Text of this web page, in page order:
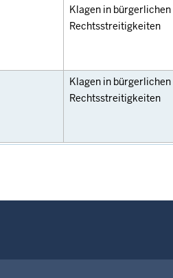
Klagen in bürgerlichen
Rechtsstreitigkeiten
Klagen in bürgerlichen
Rechtsstreitigkeiten